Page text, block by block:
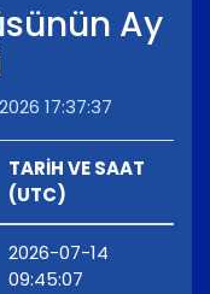
Ay
17:37:37
TARİH VE SAAT
(UTC)
2026-07-14
09:45:07